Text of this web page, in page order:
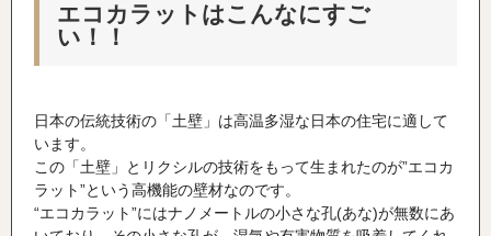
エコカラットはこんなにすご
い！！
日本の伝統技術の「土壁」は高温多湿な日本の住宅に適して
います。
この「土壁」とリクシルの技術をもって生まれたのが”エコカ
ラット”という高機能の壁材なのです。
“エコカラット”にはナノメートルの小さな孔(あな)が無数にあ